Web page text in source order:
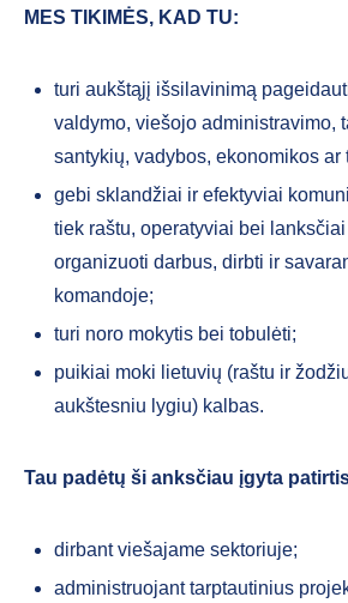
MES TIKIMĖS, KAD TU:
turi aukštąjį išsilavinimą
valdymo, viešojo administravimo,
santykių, vadybos, ekonomikos ar
gebi sklandžiai ir efektyviai
tiek raštu, operatyviai bei
organizuoti darbus, dirbti ir
komandoje;
turi noro mokytis bei tobulėti;
puikiai moki lietuvių (raštu ir
aukštesniu lygiu) kalbas.
Tau padėtų ši anksčiau įgyta
dirbant viešajame sektoriuje;
administruojant tarptautinius